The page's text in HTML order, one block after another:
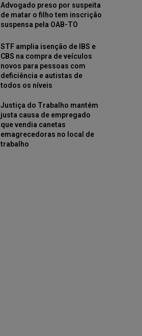
Advogado preso por suspeita
de matar o filho tem inscrição
suspensa pela OAB-TO
STF amplia isenção de IBS e
CBS na compra de veículos
novos para pessoas com
deficiência e autistas de
todos os níveis
Justiça do Trabalho mantém
justa causa de empregado
que vendia canetas
emagrecedoras no local de
trabalho